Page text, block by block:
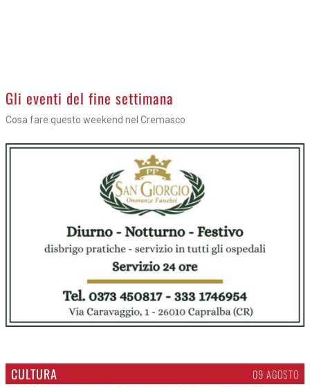
Gli eventi del fine settimana
Cosa fare questo weekend nel Cremasco
CULTURA 09 AGOSTO